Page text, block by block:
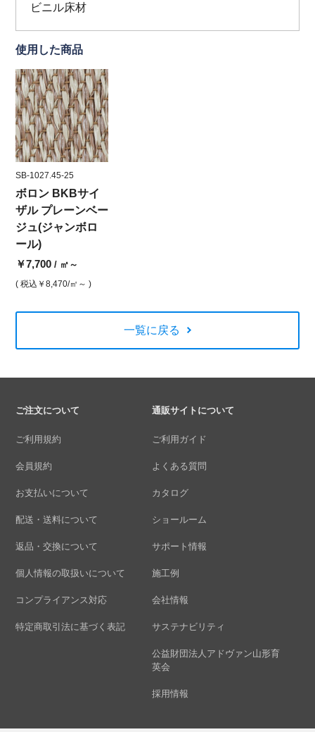
ビニル床材
使用した商品
SB-1027.45-25
ボロン BKBサイ
ザル プレーンベー
ジュ(ジャンボロ
ール)
￥7,700/ ㎡～
( 税込 ￥8,470/㎡～ )
一覧に戻る
ご注文について
ご利用規約
会員規約
お支払いについて
配送・送料について
返品・交換について
個人情報の取扱いについて
コンプライアンス対応
特定商取引法に基づく表記
通販サイトについて
ご利用ガイド
よくある質問
カタログ
ショールーム
サポート情報
施工例
会社情報
サステナビリティ
公益財団法人アドヴァン山形育
英会
採用情報